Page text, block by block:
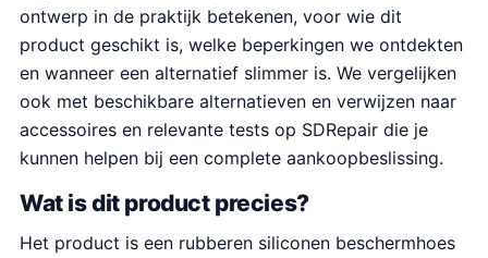
ontwerp in de praktijk betekenen, voor wie dit
product geschikt is, welke beperkingen we ontdekten
en wanneer een alternatief slimmer is. We vergelijken
ook met beschikbare alternatieven en verwijzen naar
accessoires en relevante tests op SDRepair die je
kunnen helpen bij een complete aankoopbeslissing.
Wat is dit product precies?
Het product is een rubberen siliconen beschermhoes